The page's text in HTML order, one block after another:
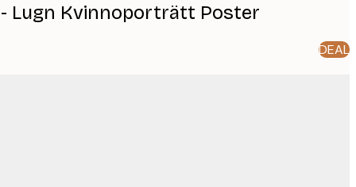
- Lugn Kvinnoporträtt Poster
DEAL